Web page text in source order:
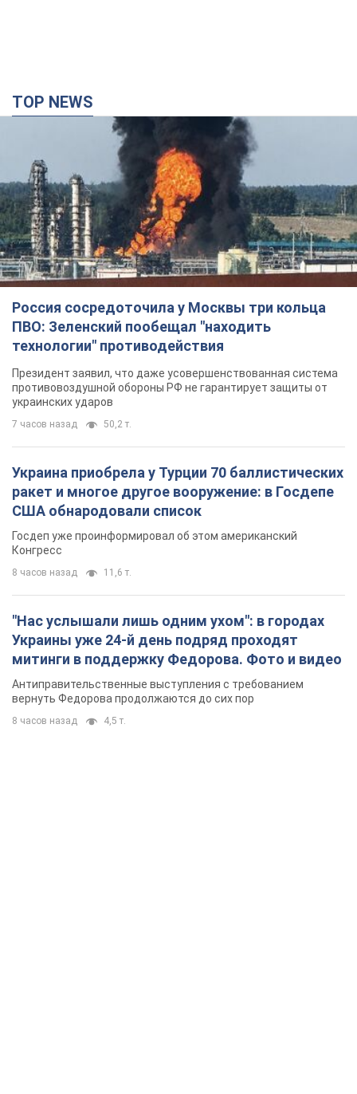
TOP NEWS
Россия сосредоточила у Москвы три кольца
ПВО: Зеленский пообещал "находить
технологии" противодействия
Президент заявил, что даже усовершенствованная система
противовоздушной обороны РФ не гарантирует защиты от
украинских ударов
7 часов назад 50,2 т.
Украина приобрела у Турции 70 баллистических
ракет и многое другое вооружение: в Госдепе
США обнародовали список
Госдеп уже проинформировал об этом американский
Конгресс
8 часов назад 11,6 т.
"Нас услышали лишь одним ухом": в городах
Украины уже 24-й день подряд проходят
митинги в поддержку Федорова. Фото и видео
Антиправительственные выступления с требованием
вернуть Федорова продолжаются до сих пор
8 часов назад 4,5 т.